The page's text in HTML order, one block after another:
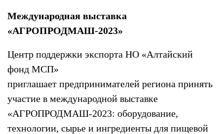
Международная выставка
«АГРОПРОДМАШ-2023»
Центр поддержки экспорта НО «Алтайский
фонд МСП»
приглашает предпринимателей региона принять
участие в международной выставке
«АГРОПРОДМАШ-2023: оборудование,
технологии, сырье и ингредиенты для пищевой